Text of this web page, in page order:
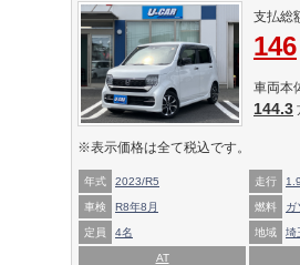
ー・ホンダセンシング・シート
支払総
146
車両本
144.3
※表示価格は全て税込です。
年式 2023/R5 走行
車検 R8年8月 燃料 ガ
定員 4名 地域 埼
AT